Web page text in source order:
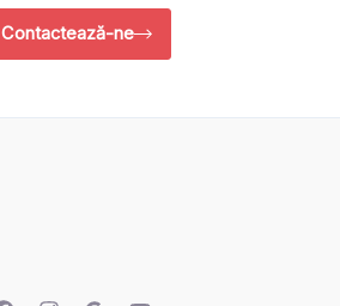
Contactează-ne